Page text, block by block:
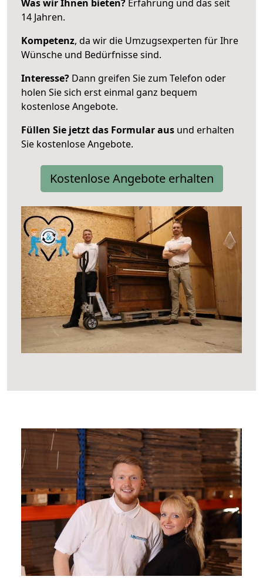
Was wir Ihnen bieten? Erfahrung und das seit
14 Jahren.
Kompetenz, da wir die Umzugsexperten für Ihre
Wünsche und Bedürfnisse sind.
Interesse? Dann greifen Sie zum Telefon oder
holen Sie sich erst einmal ganz bequem
kostenlose Angebote.
Füllen Sie jetzt das Formular aus und erhalten
Sie kostenlose Angebote.
Kostenlose Angebote erhalten